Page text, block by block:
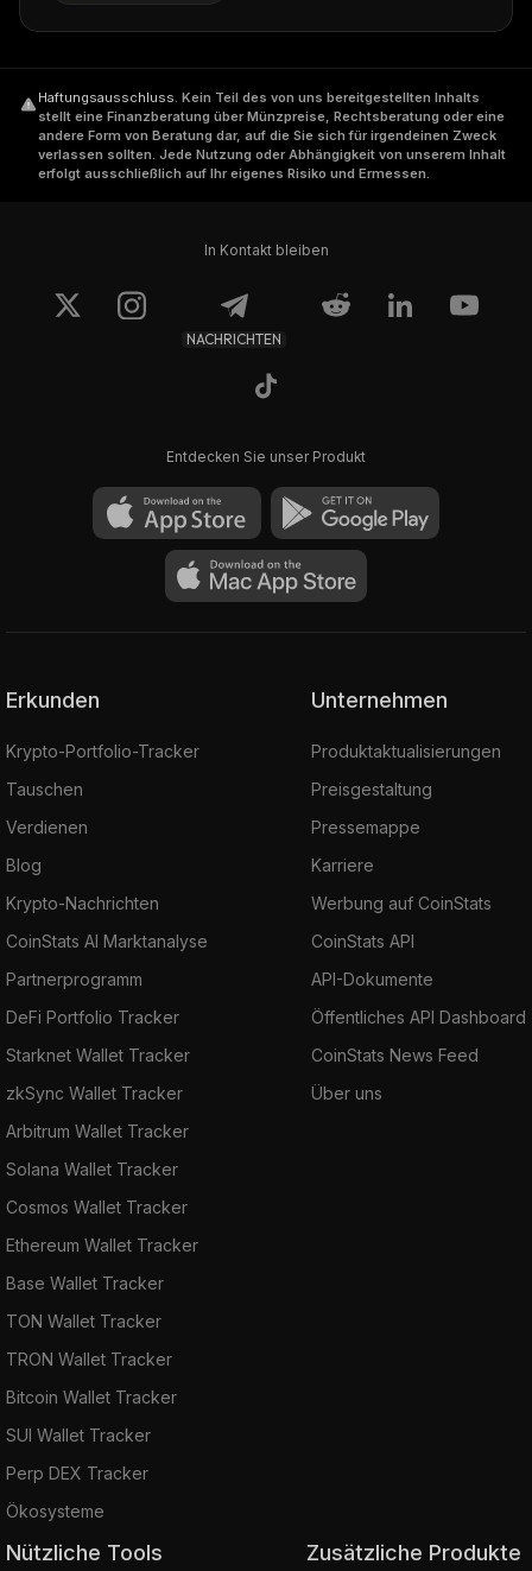
Haftungsausschluss. Kein Teil des von uns bereitgestellten Inhalts
stellt eine Finanzberatung über Münzpreise, Rechtsberatung oder eine
andere Form von Beratung dar, auf die Sie sich für irgendeinen Zweck
verlassen sollten. Jede Nutzung oder Abhängigkeit von unserem Inhalt
erfolgt ausschließlich auf Ihr eigenes Risiko und Ermessen.
In Kontakt bleiben
NACHRICHTEN
Entdecken Sie unser Produkt
Erkunden
Krypto-Portfolio-Tracker
Tauschen
Verdienen
Blog
Krypto-Nachrichten
CoinStats AI Marktanalyse
Partnerprogramm
DeFi Portfolio Tracker
Starknet Wallet Tracker
zkSync Wallet Tracker
Arbitrum Wallet Tracker
Solana Wallet Tracker
Cosmos Wallet Tracker
Ethereum Wallet Tracker
Base Wallet Tracker
TON Wallet Tracker
TRON Wallet Tracker
Bitcoin Wallet Tracker
SUI Wallet Tracker
Perp DEX Tracker
Ökosysteme
Unternehmen
Produktaktualisierungen
Preisgestaltung
Pressemappe
Karriere
Werbung auf CoinStats
CoinStats API
API-Dokumente
Öffentliches API Dashboard
CoinStats News Feed
Über uns
Nützliche Tools Zusätzliche Produkte